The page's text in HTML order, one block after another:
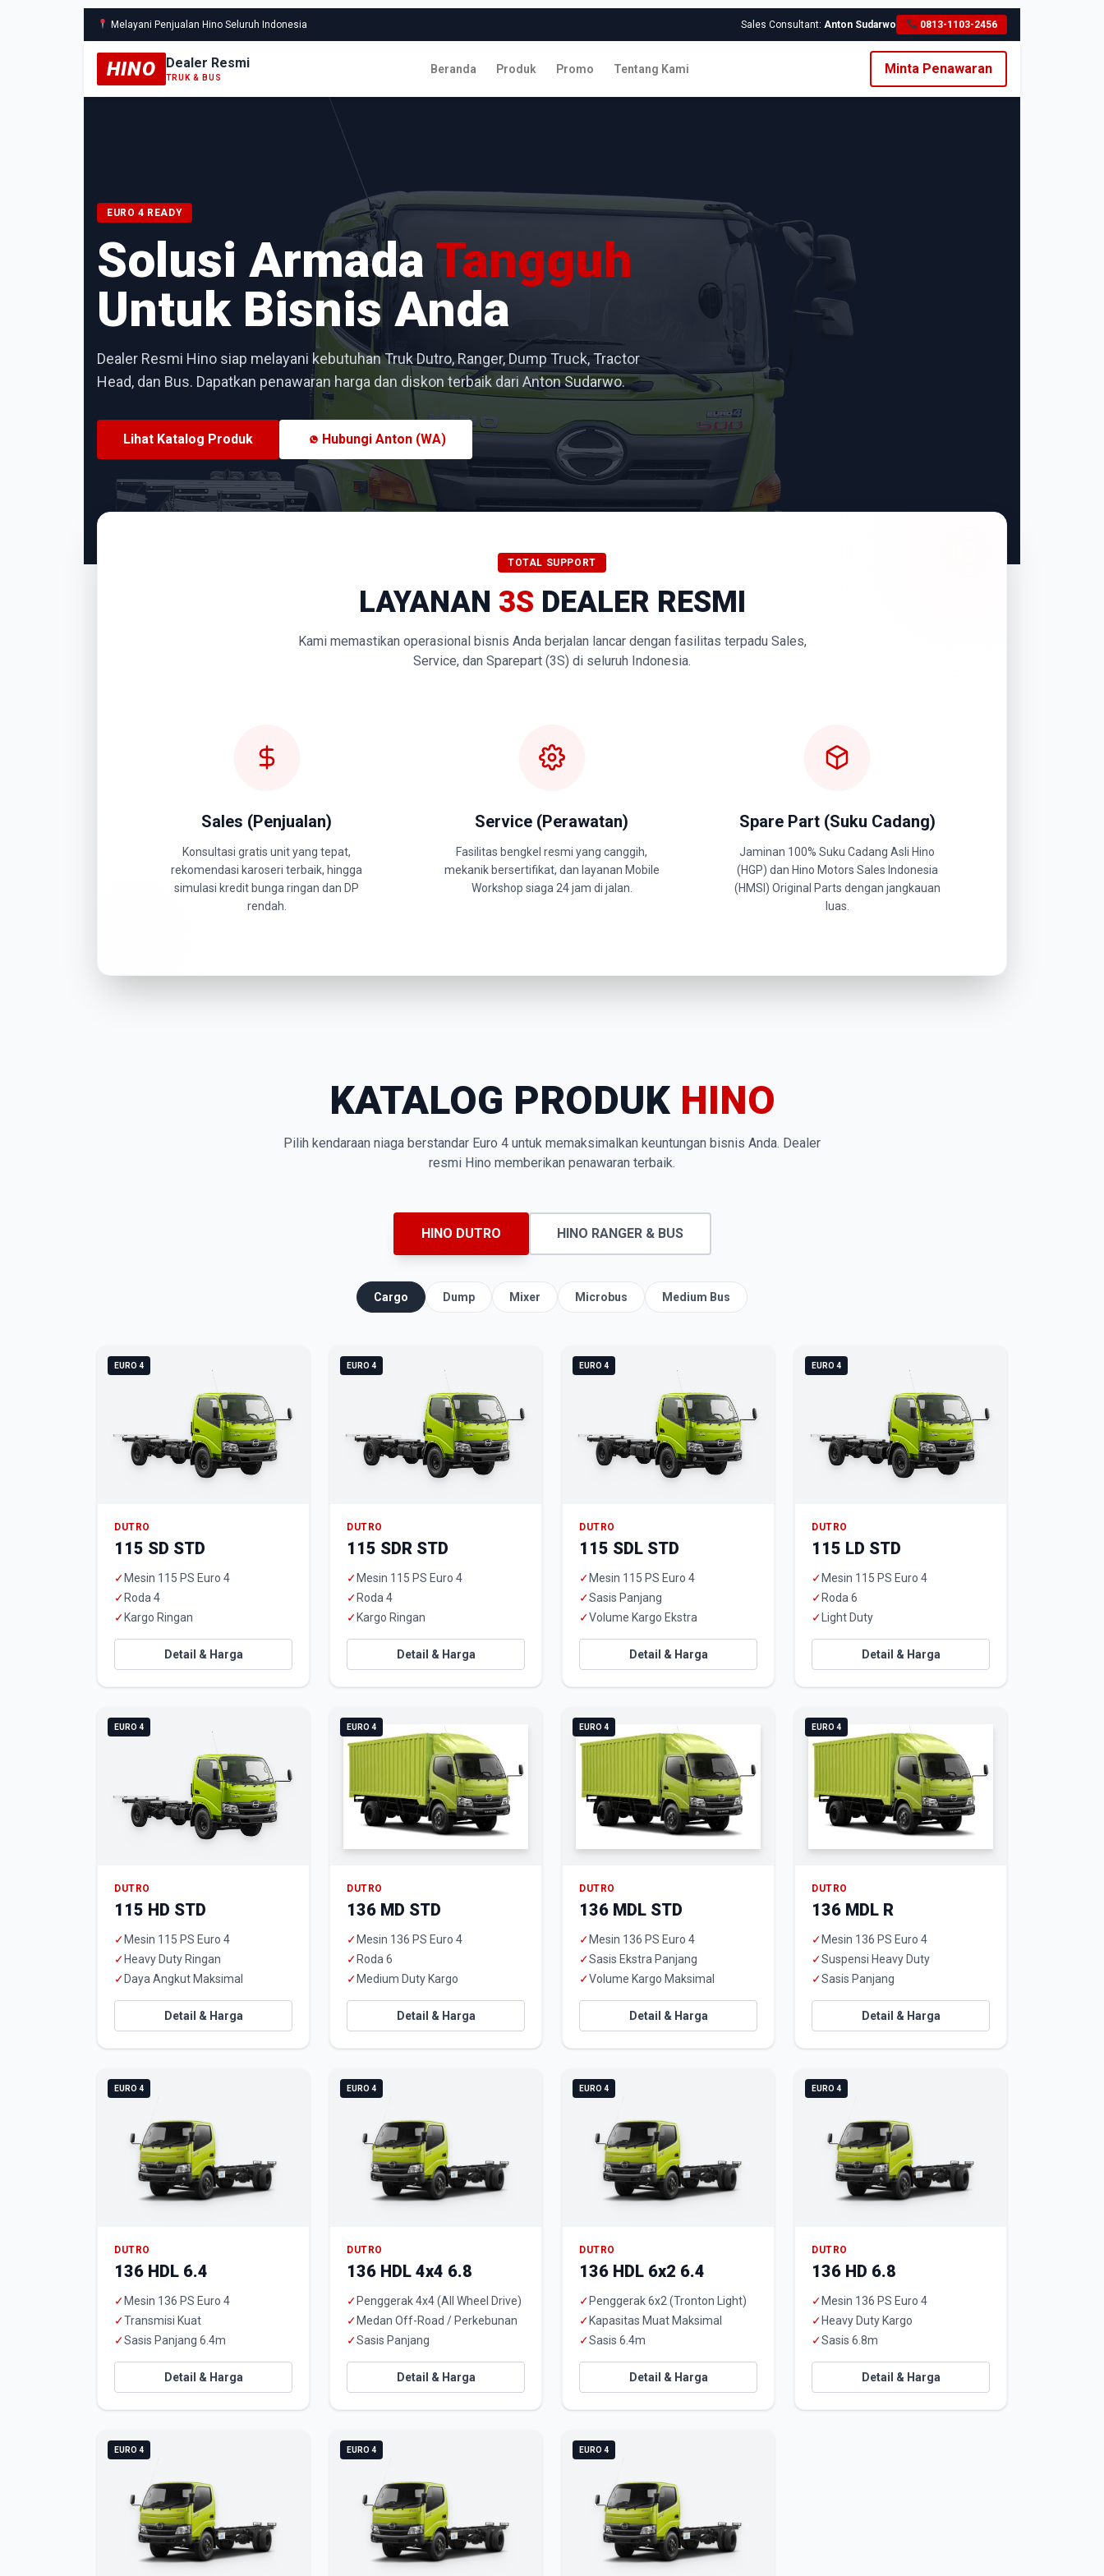
Melayani Penjualan Hino Seluruh Indonesia Sales Consultant:Anton Sudarwo 0813-1103-2456
HINO Dealer Resmi
TRUK & BUS
Beranda Produk Promo Tentang Kami Minta Penawaran
EURO 4 READY
Solusi Armada Tangguh
Untuk Bisnis Anda
Dealer Resmi Hino siap melayani kebutuhan Truk Dutro, Ranger, Dump Truck, Tractor
Head, dan Bus. Dapatkan penawaran harga dan diskon terbaik dari Anton Sudarwo.
Lihat Katalog Produk Hubungi Anton (WA)
TOTAL SUPPORT
LAYANAN 3S DEALER RESMI
Kami memastikan operasional bisnis Anda berjalan lancar dengan fasilitas terpadu Sales,
Service, dan Sparepart (3S) di seluruh Indonesia.
Sales (Penjualan)
Konsultasi gratis unit yang tepat,
rekomendasi karoseri terbaik, hingga
simulasi kredit bunga ringan dan DP
rendah.
Service (Perawatan)
Fasilitas bengkel resmi yang canggih,
mekanik bersertifikat, dan layanan Mobile
Workshop siaga 24 jam di jalan.
Spare Part (Suku Cadang)
Jaminan 100% Suku Cadang Asli Hino
(HGP) dan Hino Motors Sales Indonesia
(HMSI) Original Parts dengan jangkauan
luas.
KATALOG PRODUK HINO
Pilih kendaraan niaga berstandar Euro 4 untuk memaksimalkan keuntungan bisnis Anda. Dealer
resmi Hino memberikan penawaran terbaik.
HINO DUTRO HINO RANGER & BUS
Cargo Dump Mixer Microbus Medium Bus
EURO 4
DUTRO
115 SD STD
✓ Mesin 115 PS Euro 4
✓ Roda 4
✓ Kargo Ringan
Detail & Harga
EURO 4
DUTRO
115 SDR STD
✓ Mesin 115 PS Euro 4
✓ Roda 4
✓ Kargo Ringan
Detail & Harga
EURO 4
DUTRO
115 SDL STD
✓ Mesin 115 PS Euro 4
✓Sasis Panjang
✓Volume Kargo Ekstra
Detail & Harga
EURO 4
DUTRO
115 LD STD
✓ Mesin 115 PS Euro 4
✓ Roda 6
✓ Light Duty
Detail & Harga
EURO 4
DUTRO
115 HD STD
✓ Mesin 115 PS Euro 4
✓ Heavy Duty Ringan
✓ Daya Angkut Maksimal
Detail & Harga
EURO 4
DUTRO
136 MD STD
✓ Mesin 136 PS Euro 4
✓ Roda 6
✓ Medium Duty Kargo
Detail & Harga
EURO 4
DUTRO
136 MDL STD
✓ Mesin 136 PS Euro 4
✓Sasis Ekstra Panjang
✓Volume Kargo Maksimal
Detail & Harga
EURO 4
DUTRO
136 MDL R
✓ Mesin 136 PS Euro 4
✓Suspensi Heavy Duty
✓Sasis Panjang
Detail & Harga
EURO 4
DUTRO
136 HDL 6.4
✓ Mesin 136 PS Euro 4
✓Transmisi Kuat
✓Sasis Panjang 6.4m
Detail & Harga
EURO 4
DUTRO
136 HDL 4x4 6.8
✓ Penggerak 4x4 (All Wheel Drive)
✓ Medan Off-Road / Perkebunan
✓Sasis Panjang
Detail & Harga
EURO 4
DUTRO
136 HDL 6x2 6.4
✓ Penggerak 6x2 (Tronton Light)
✓ Kapasitas Muat Maksimal
✓Sasis 6.4m
Detail & Harga
EURO 4
DUTRO
136 HD 6.8
✓ Mesin 136 PS Euro 4
✓ Heavy Duty Kargo
✓Sasis 6.8m
Detail & Harga
EURO 4 EURO 4 EURO 4